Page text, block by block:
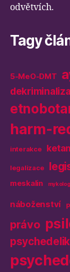
odvětvích.
Tagy
5-MeO-DMT
harm-
interakce
legalizace
meskalin
náboženství
právo